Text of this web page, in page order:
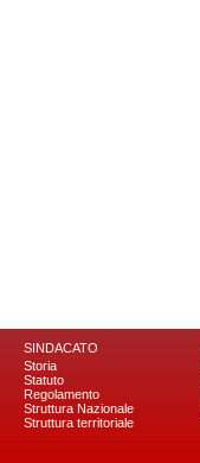
SINDACATO
Storia
Statuto
Regolamento
Struttura Nazionale
Struttura territoriale